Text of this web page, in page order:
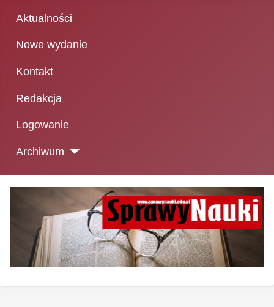
Aktualności
Nowe wydanie
Kontakt
Redakcja
Logowanie
Archiwum